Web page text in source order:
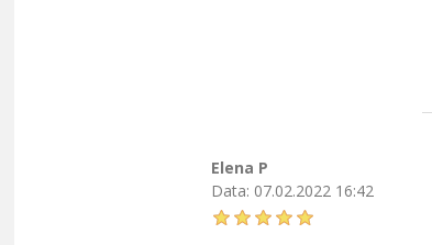
Elena P
Data: 07.02.2022 16:42